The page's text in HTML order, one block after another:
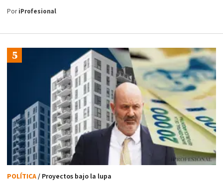
PoriProfesional
POLÍTICA/ Proyectos bajo la lupa